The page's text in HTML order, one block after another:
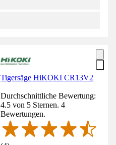
Tigersäge HiKOKI CR13V2
Durchschnittliche Bewertung:
4.5 von 5 Sternen. 4
Bewertungen.